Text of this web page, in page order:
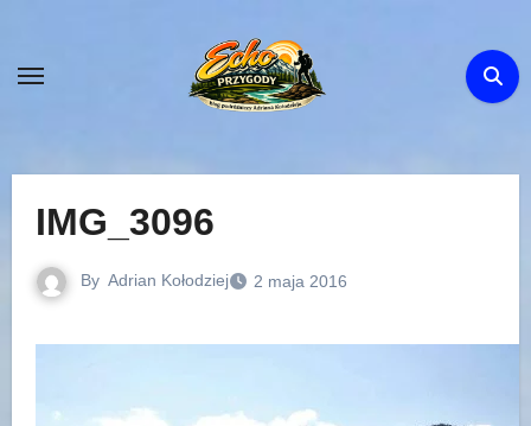
content
IMG_3096
By Adrian Kołodziej 2 maja 2016